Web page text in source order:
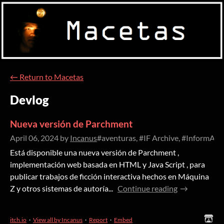
← Return to Macetas
Devlog
Nueva versión de Parchment
April 06, 2024 by Incanus#aventuras, #IF Archive,
Está disponible una nueva versión de Parchment ,
implementación web basada en HTML y Java Script , para
publicar trabajos de ficción interactiva hechos en Máquina
Z y otros sistemas de autoría...
Continue reading
itch.io · View all by Incanus · Report · Embed